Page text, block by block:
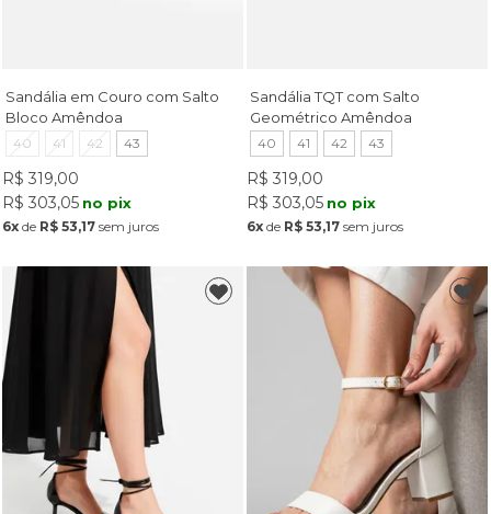
Sandália em Couro com Salto
Bloco Amêndoa
40 41 42 43
R$ 319,00
R$ 303,05 no pix
6xde R$ 53,17sem juros
Sandália TQT com Salto
Geométrico Amêndoa
40 41 42 43
R$ 319,00
R$ 303,05 no pix
6x de R$ 53,17 sem juros